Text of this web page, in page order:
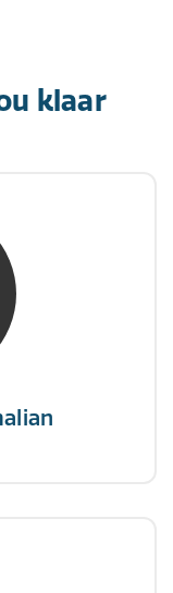
klaar
niet kunt
van je